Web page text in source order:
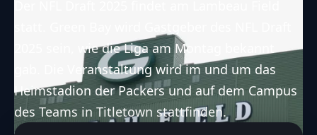
2025 sein, wie die Liga am Montag bekannt
gab. Die Veranstaltung wird im und um das
Heimstadion der Packers und auf dem Campus
des Teams in Titletown stattfinden.